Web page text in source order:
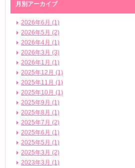
月別アーカイブ
2026年6月 (1)
2026年5月 (2)
2026年4月 (1)
2026年3月 (3)
2026年1月 (1)
2025年12月 (1)
2025年11月 (1)
2025年10月 (1)
2025年9月 (1)
2025年8月 (1)
2025年7月 (2)
2025年6月 (1)
2025年5月 (1)
2025年3月 (2)
2023年3月 (1)